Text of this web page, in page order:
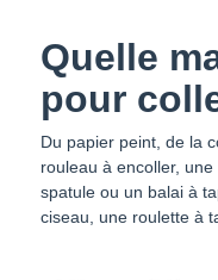
Quelle
pour
Du papier peint, de la
rouleau à encoller,
spatule ou un balai à
ciseau, une roulette à